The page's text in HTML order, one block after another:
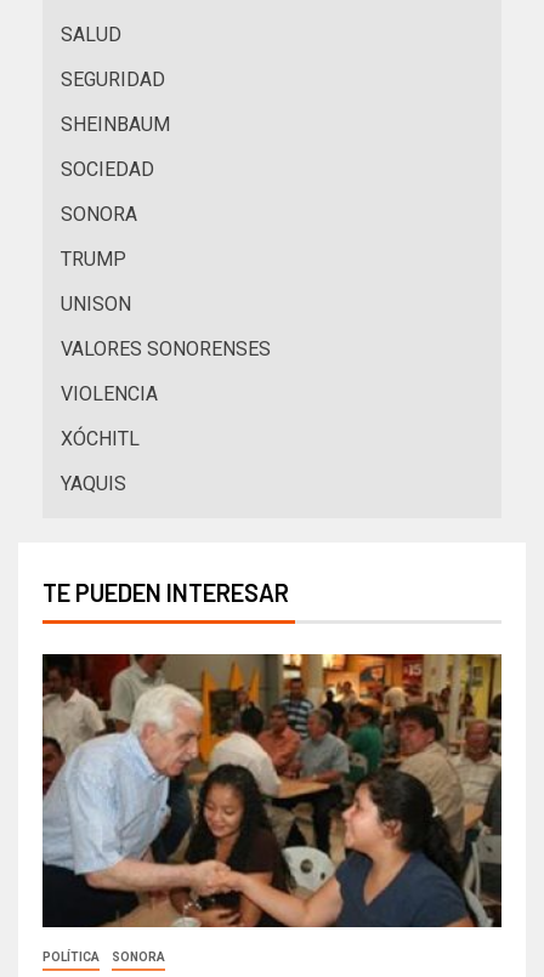
SALUD
SEGURIDAD
SHEINBAUM
SOCIEDAD
SONORA
TRUMP
UNISON
VALORES SONORENSES
VIOLENCIA
XÓCHITL
YAQUIS
TE PUEDEN INTERESAR
POLÍTICA SONORA